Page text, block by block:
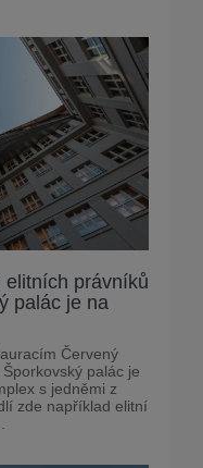
elitních právníků
palác je na
Červený
palác je
s jedněmi z
zde například elitní